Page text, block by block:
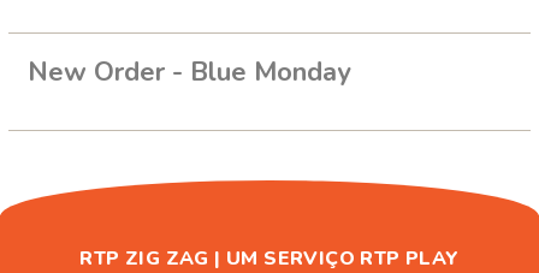
New Order - Blue Monday
RTP ZIG ZAG | UM SERVIÇO RTP PLAY